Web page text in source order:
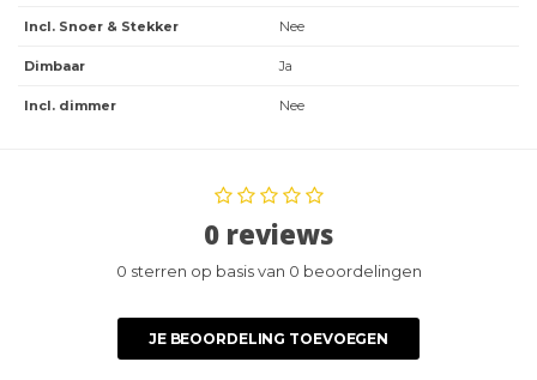
Incl. Snoer & Stekker Nee
Dimbaar Ja
Incl. dimmer Nee
0 reviews
0 sterren op basis van 0 beoordelingen
JE BEOORDELING TOEVOEGEN